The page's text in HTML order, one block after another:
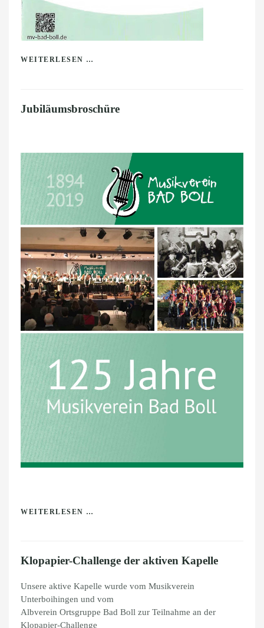
WEITERLESEN …
Jubiläumsbroschüre
WEITERLESEN …
Klopapier-Challenge der aktiven Kapelle
Unsere aktive Kapelle wurde vom Musikverein
Unterboihingen und vom
Albverein Ortsgruppe Bad Boll zur Teilnahme an der
Klopapier-Challenge